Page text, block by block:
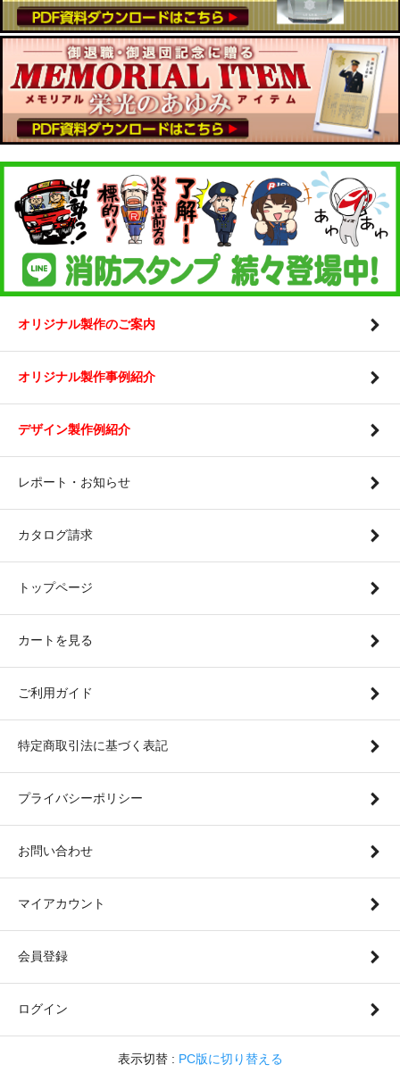
オリジナル製作のご案内
オリジナル製作事例紹介
デザイン製作例紹介
レポート・お知らせ
カタログ請求
トップページ
カートを見る
ご利用ガイド
特定商取引法に基づく表記
プライバシーポリシー
お問い合わせ
マイアカウント
会員登録
ログイン
表示切替 : PC版に切り替える